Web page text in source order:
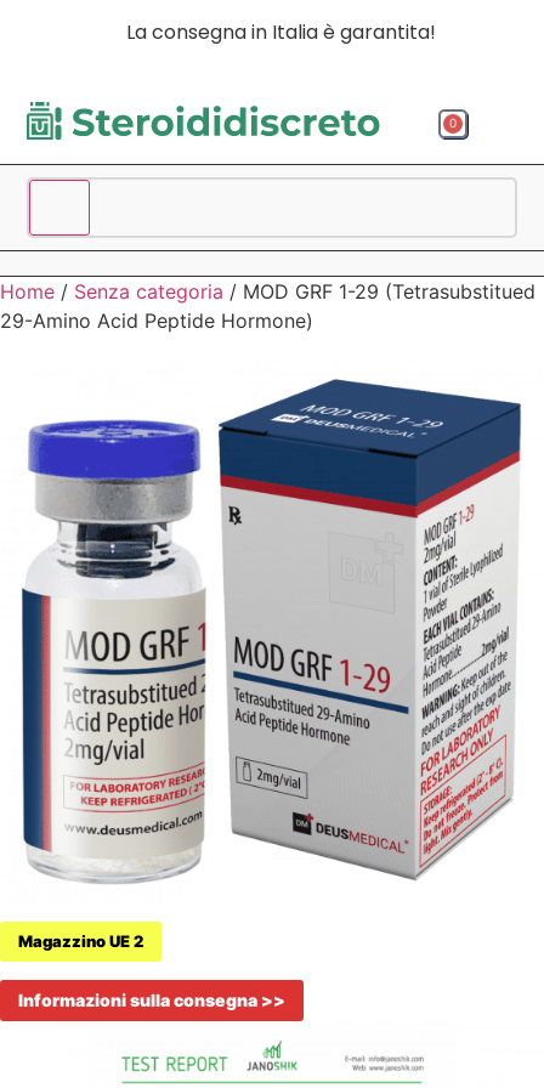
La consegna in Italia è garantita!
0
Home / Senza categoria / MOD GRF 1-29 (Tetrasubstitued
29-Amino Acid Peptide Hormone)
Magazzino UE 2
Informazioni sulla consegna >>